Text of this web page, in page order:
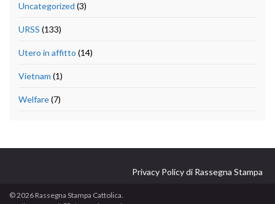
Uncategorized (3)
URSS (133)
Utero in affitto (14)
Vietnam (1)
Welfare(7)
Privacy Policy di Rassegna Stampa
© 2026 Rassegna Stampa Cattolica.